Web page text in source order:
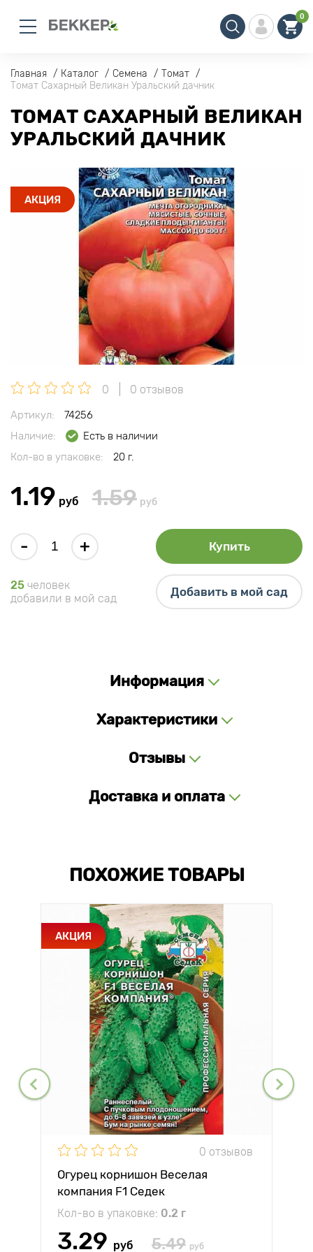
0
Главная Каталог Семена
Томат
Томат Сахарный Великан Уральский дачник
ТОМАТ САХАРНЫЙ ВЕЛИКАН
УРАЛЬСКИЙ ДАЧНИК
АКЦИЯ
0 0 отзывов
Артикул:
74256
Наличие:
Есть в наличии
Кол-во в упаковке:
20 г.
1.19 руб 1.59 руб
- + Купить
25 человек
добавили в мой сад
Добавить в мой сад
Информация
Характеристики
Отзывы
Доставка и оплата
ПОХОЖИЕ ТОВАРЫ
АКЦИЯ
0 отзывов
Огурец корнишон Веселая
компания F1 Седек
Кол-во в упаковке: 0.2 г
3.29 руб 5.49 руб